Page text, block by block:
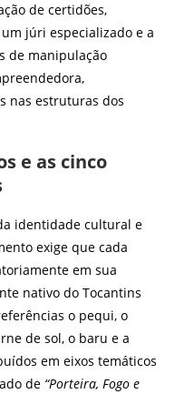
de certidões,
júri especializado e a
de manipulação
nas estruturas dos
e as cinco
identidade cultural e
exige que cada
em sua
nativo do Tocantins
o pequi, o
de sol, o baru e a
em eixos temáticos
de “Porteira, Fogo e